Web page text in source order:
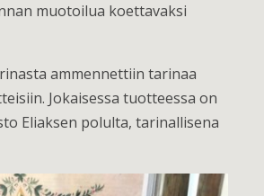
muotoilua koettavaksi
ammennettiin tarinaa
Jokaisessa tuotteessa on
Eliaksen polulta, tarinallisena